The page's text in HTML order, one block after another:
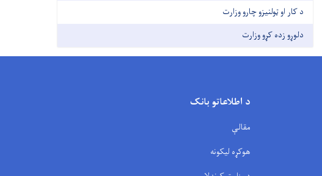
د کار او ټولنیزو چارو وزارت
دلوړو زده کړو وزارت
د اطلاعاتو بانک
مقالې
هوکړه لیکونه